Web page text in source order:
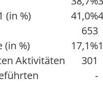
(in %)
41,0%
653
(in %)
17,1%
Aktivitäten
301
-